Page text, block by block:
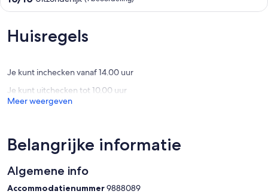
sun.
Karamea
van
Uitzonderlijk,
(1Huisregels
Je kunt inchecken vanaf 14.00 uur
Je kunt uitchecken tot 10.00 uur
Meer weergeven
Belangrijke informatie
Algemene info
Accommodatienummer9888089